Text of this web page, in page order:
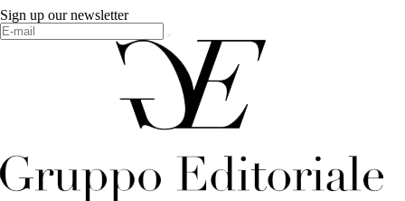
Sign up our newsletter